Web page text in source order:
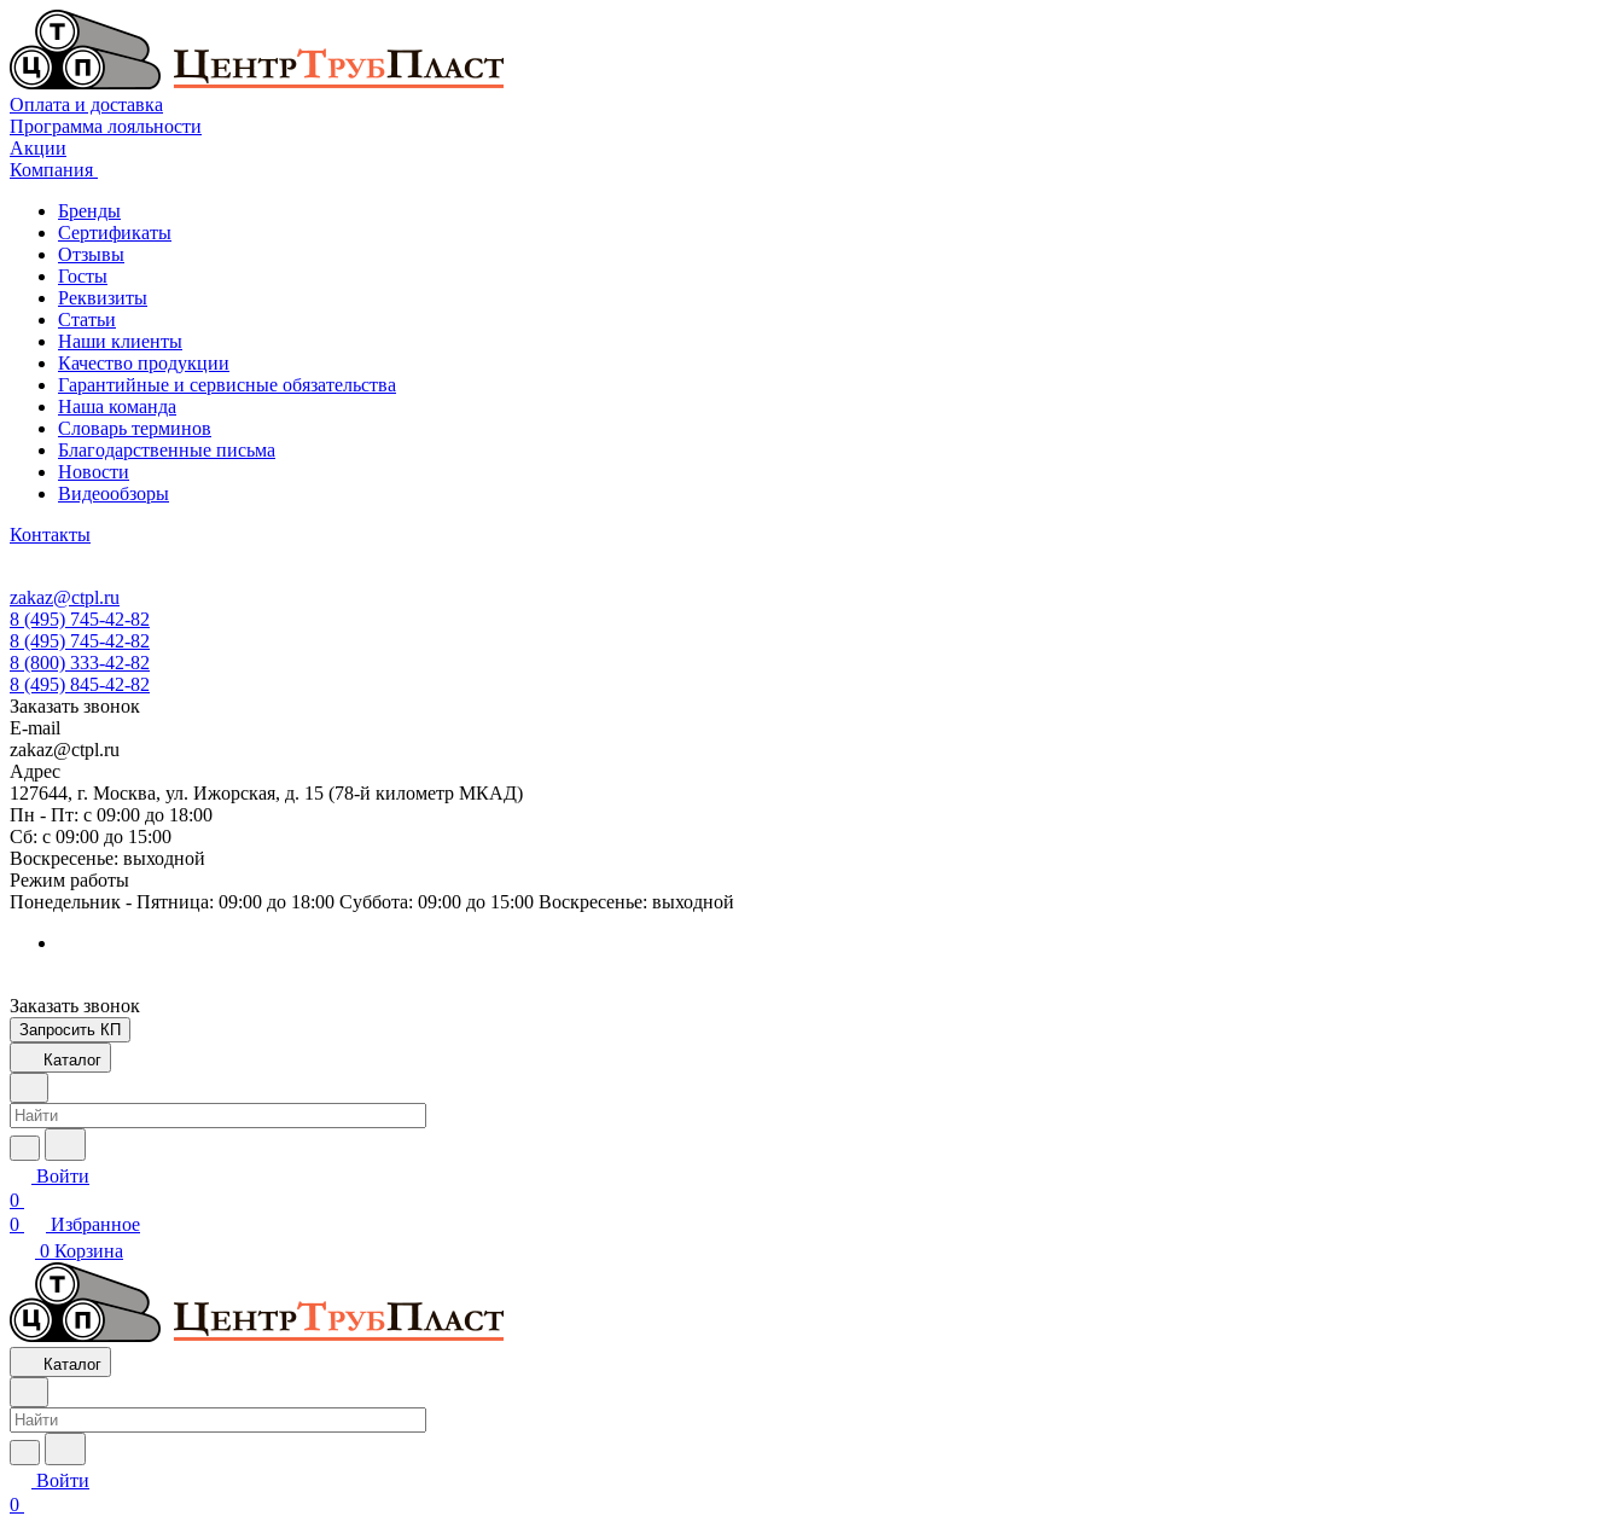
Оплата и доставка
Программа лояльности
Акции
Компания
Бренды
Сертификаты
Отзывы
Госты
Реквизиты
Статьи
Наши клиенты
Качество продукции
Гарантийные и сервисные обязательства
Наша команда
Словарь терминов
Благодарственные письма
Новости
Видеообзоры
Контакты
zakaz@ctpl.ru
8 (495) 745-42-82
8 (495) 745-42-82
8 (800) 333-42-82
8 (495) 845-42-82
Заказать звонок
E-mail
zakaz@ctpl.ru
Адрес
127644, г. Москва, ул. Ижорская, д. 15 (78-й километр МКАД)
Пн - Пт: с 09:00 до 18:00
Сб: с 09:00 до 15:00
Воскресенье: выходной
Режим работы
Понедельник - Пятница: 09:00 до 18:00 Суббота: 09:00 до 15:00 Воскресенье: выходной
Заказать звонок
Запросить КП
Каталог
Войти
0
0
Избранное
0 Корзина
Каталог
Войти
0